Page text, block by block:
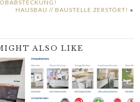
HAUSBAU // BAUSTELLE ZERSTÖRT! »
ALSO LIKE